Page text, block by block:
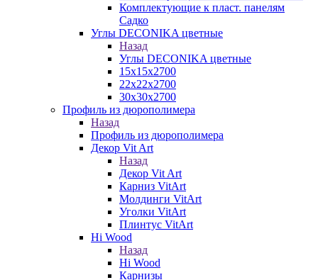
Комплектующие к пласт. панелям
Садко
Углы DECONIKA цветные
Назад
Углы DECONIKA цветные
15х15х2700
22х22х2700
30х30х2700
Профиль из дюрополимера
Назад
Профиль из дюрополимера
Декор Vit Art
Назад
Декор Vit Art
Карниз VitArt
Молдинги VitArt
Уголки VitArt
Плинтус VitArt
Hi Wood
Назад
Hi Wood
Карнизы